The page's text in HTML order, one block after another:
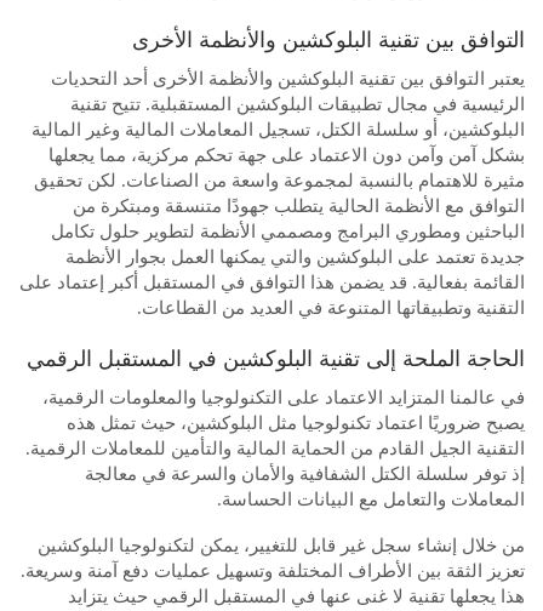
التوافق بين تقنية البلوكشين والأنظمة الأخرى
يعتبر التوافق بين تقنية البلوكشين والأنظمة الأخرى أحد التحديات
الرئيسية في مجال تطبيقات البلوكشين المستقبلية. تتيح تقنية
البلوكشين، أو سلسلة الكتل، تسجيل المعاملات المالية وغير المالية
بشكل آمن وآمن دون الاعتماد على جهة تحكم مركزية، مما يجعلها
مثيرة للاهتمام بالنسبة لمجموعة واسعة من الصناعات. لكن تحقيق
التوافق مع الأنظمة الحالية يتطلب جهودًا متنسقة ومبتكرة من
الباحثين ومطوري البرامج ومصممي الأنظمة لتطوير حلول تكامل
جديدة تعتمد على البلوكشين والتي يمكنها العمل بجوار الأنظمة
القائمة بفعالية. قد يضمن هذا التوافق في المستقبل أكبر إعتماد على
التقنية وتطبيقاتها المتنوعة في العديد من القطاعات.
الحاجة الملحة إلى تقنية البلوكشين في المستقبل الرقمي
في عالمنا المتزايد الاعتماد على التكنولوجيا والمعلومات الرقمية،
يصبح ضروريًا اعتماد تكنولوجيا مثل البلوكشين، حيث تمثل هذه
التقنية الجيل القادم من الحماية المالية والتأمين للمعاملات الرقمية.
إذ توفر سلسلة الكتل الشفافية والأمان والسرعة في معالجة
المعاملات والتعامل مع البيانات الحساسة.
من خلال إنشاء سجل غير قابل للتغيير، يمكن لتكنولوجيا البلوكشين
تعزيز الثقة بين الأطراف المختلفة وتسهيل عمليات دفع آمنة وسريعة.
هذا يجعلها تقنية لا غنى عنها في المستقبل الرقمي حيث يتزايد